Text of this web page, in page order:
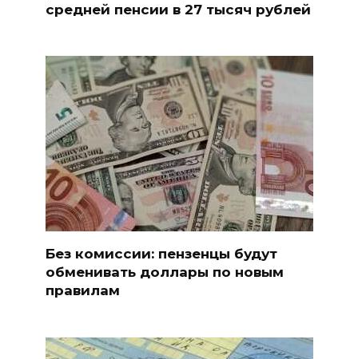
средней пенсии в 27 тысяч рублей
Без комиссии: пензенцы будут
обменивать доллары по новым
правилам